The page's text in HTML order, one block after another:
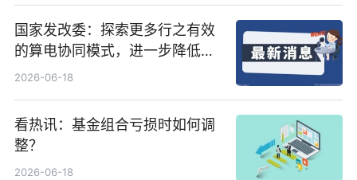
国家发改委：探索更多行之有效
的算电协同模式，进一步降低网
络传输时延_最资讯
2026-06-18
看热讯：基金组合亏损时如何调
整？
2026-06-18